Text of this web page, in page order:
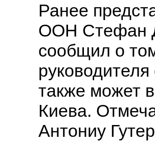
Ранее
ООН Стефан
сообщил о
также может
Киева.
Антониу